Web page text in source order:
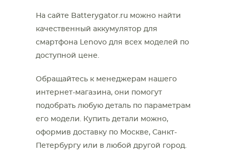
На сайте Batterygator.ru можно найти
качественный аккумулятор для
смартфона Lenovo для всех моделей по
доступной цене.
Обращайтесь к менеджерам нашего
интернет-магазина, они помогут
подобрать любую деталь по параметрам
его модели. Купить детали можно,
оформив доставку по Москве, Санкт-
Петербургу или в любой другой город.